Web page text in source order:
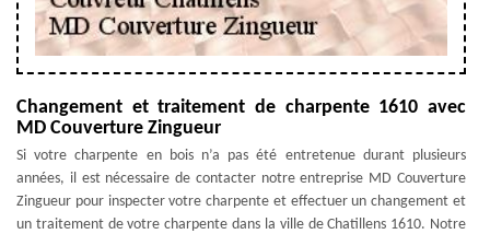
Changement et traitement de charpente 1610 avec
MD Couverture Zingueur
Si votre charpente en bois n’a pas été entretenue durant plusieurs
années, il est nécessaire de contacter notre entreprise MD Couverture
Zingueur pour inspecter votre charpente et effectuer un changement et
un traitement de votre charpente dans la ville de Chatillens 1610. Notre